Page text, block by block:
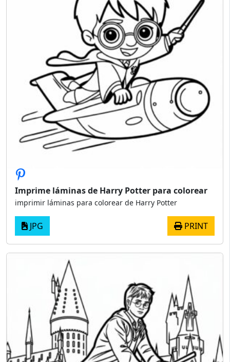
Imprime láminas de Harry Potter para colorear
imprimir láminas para colorear de Harry Potter
JPG PRINT